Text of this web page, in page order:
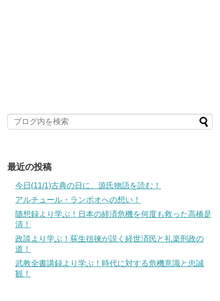
最近の投稿
今日(11/1)古典の日に、源氏物語を読む！
アルチュール・ランボオへの想い！
随想録より学ぶ！日本の経済危機を何度も救った高橋是
清！
政談より学ぶ！荻生徂徠が説く経世済民と礼楽刑政の
道！
武教全書講録より学ぶ！時代に対する危機意識と忠誠
観！